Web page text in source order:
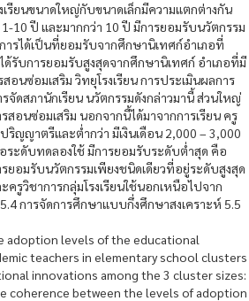
รียนขนาดใหญ่กับขนาดเล็กมีความแตกต่างกัน
10 ปี และมากกว่า 10 ปี มีการยอมรับนวัตกรรม
รได้เป็นที่ยอมรับจากศึกษานิเทศก์อำเภอที่
รับการยอมรับสูงสุดจากศึกษานิเทศก์ อำเภอที่มี
นซ่อมเสริม วิทยุโรงเรียน การประเมินผลการ
จัดสภานักเรียน นวัตกรรมดังกล่าวมานี้ ส่วนใหญ่
อนซ่อมเสริม นอกจากนี้ได้มาจากการเรียน ครู
ญญาตรีและต่ำกว่า มีเงินเดือน 2,000 – 3,000
ะดับทดลองใช้ มีการยอมรับระดับต่ำสุด คือ
ยอมรับนวัตกรรมเพียงชนิดเดียวที่อยู่ระดับสูงสุด
รูวิชาการกลุ่มโรงเรียนใช้นอกเหนือไปจาก
การจัดการศึกษาแบบกึ่งศึกษาสงเคราะห์ 5.5
adoption levels of the educational
teachers in elementary school clusters
innovations among the 3 cluster sizes:
coherence between the levels of adoption